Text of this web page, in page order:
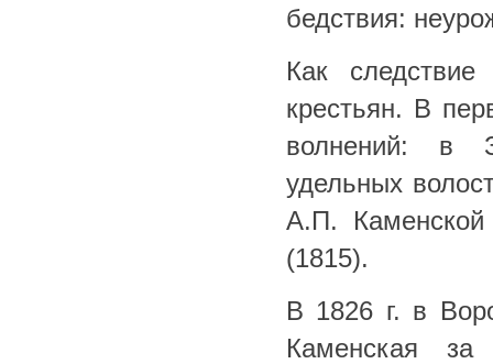
бедствия:
Как
крестьян. В
волнений: в
удельных
А.П.
(1815).
В 1826 г. в
Каменская за